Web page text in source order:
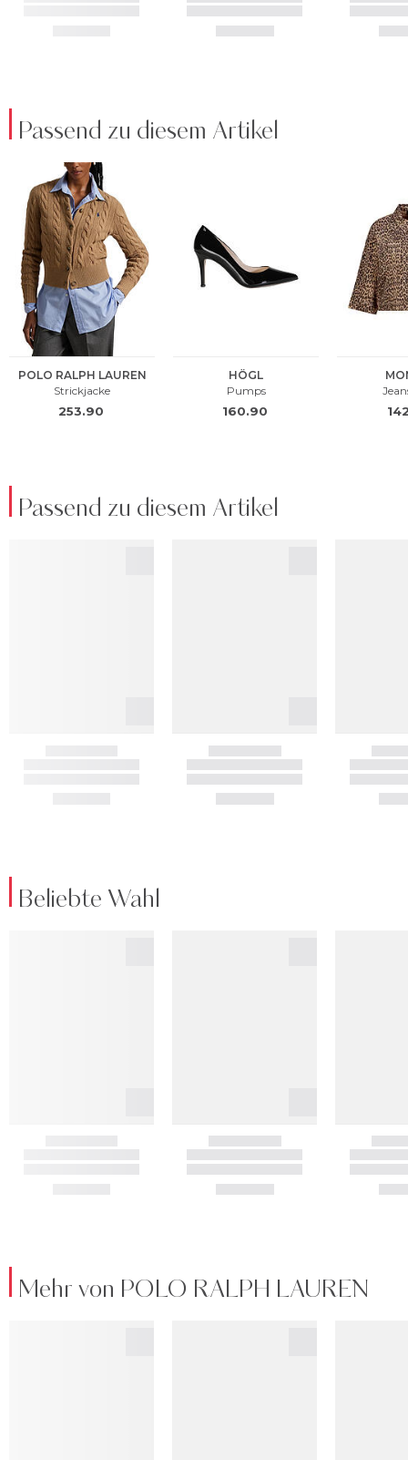
Passend zu diesem Artikel
Passend zu diesem Artikel
Beliebte Wahl
Mehr von POLO RALPH LAUREN